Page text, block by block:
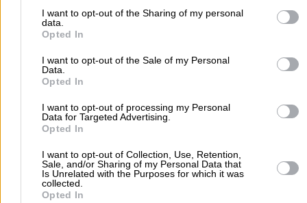
to Google and its third-party tags to use your data for below
purposes in below Google consent section.
I want to opt-out of the Sharing of my personal
data.
Opted In
I want to opt-out of the Sale of my Personal
Data.
Opted In
I want to opt-out of processing my Personal
Data for Targeted Advertising.
Opted In
I want to opt-out of Collection, Use, Retention,
Sale, and/or Sharing of my Personal Data that
Is Unrelated with the Purposes for which it was
collected.
Opted In
Δημοφιλείς Αναζητήσεις
Μετακομίσεις & Μεταφορές
Ψυχολόγοι Παιδικοί Σταθμοί Οδοντίατροι
Συνεργεία Αυτοκινήτων
περισσότερα >>
Τοπική Αναζήτηση
Θεσσαλονίκη Πάτρα Λάρισα Ηράκλειο
Περιστέρι Καβάλα